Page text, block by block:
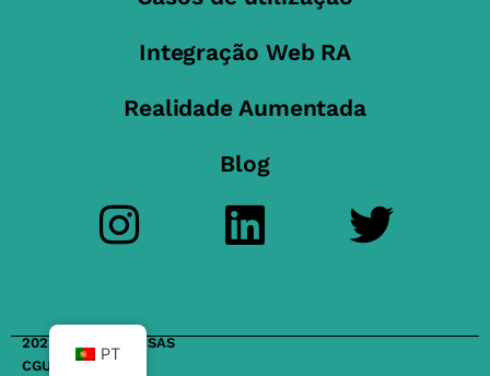
Integração Web RA
Realidade Aumentada
Blog
2023 FilterMaker SAS
CGU
PT